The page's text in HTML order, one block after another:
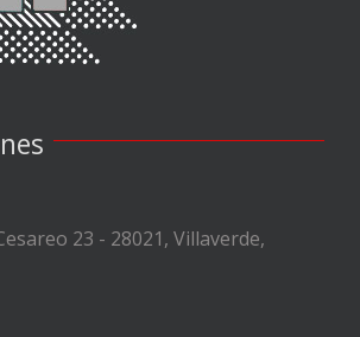
23 - 28021, Villaverde,